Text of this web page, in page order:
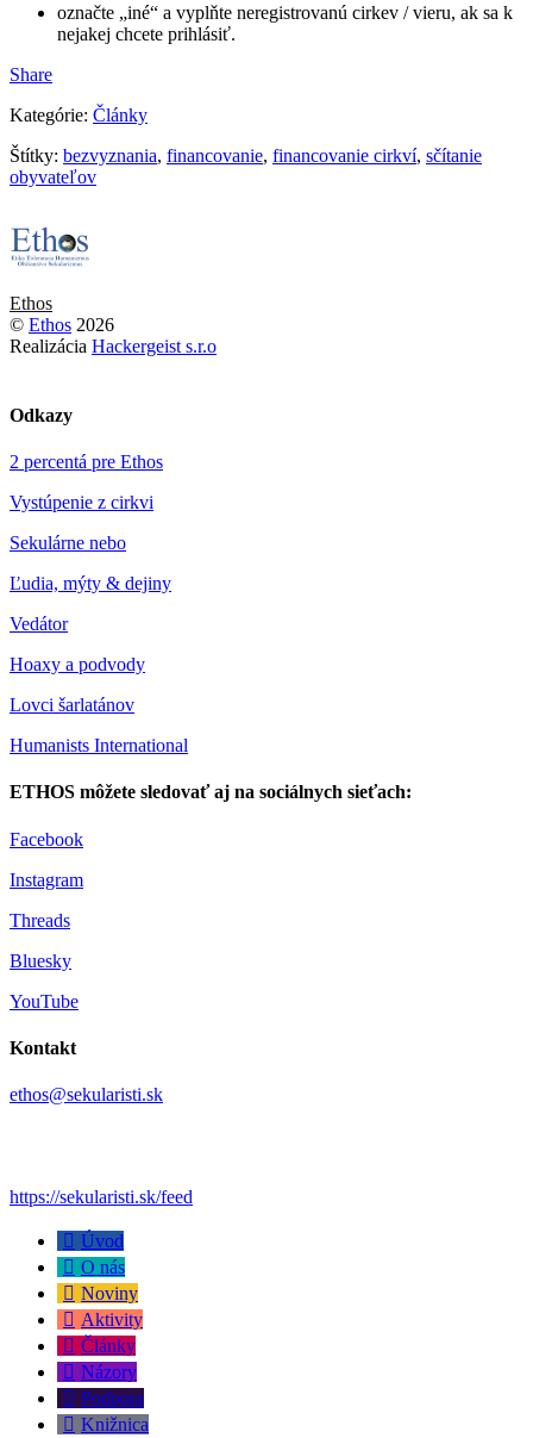
označte „iné“ a vyplňte neregistrovanú cirkev / vieru, ak sa k
nejakej chcete prihlásiť.
Share
Kategórie: Články
Štítky: bezvyznania, financovanie, financovanie cirkví, sčítanie
obyvateľov
Ethos
© Ethos 2026
Realizácia Hackergeist s.r.o
Odkazy
2 percentá pre Ethos
Vystúpenie z cirkvi
Sekulárne nebo
Ľudia, mýty & dejiny
Vedátor
Hoaxy a podvody
Lovci šarlatánov
Humanists International
ETHOS môžete sledovať aj na sociálnych sieťach:
Facebook
Instagram
Threads
Bluesky
YouTube
Kontakt
ethos@sekularisti.sk
https://sekularisti.sk/feed
Úvod
O nás
Noviny
Aktivity
Články
Názory
Podpora
Knižnica